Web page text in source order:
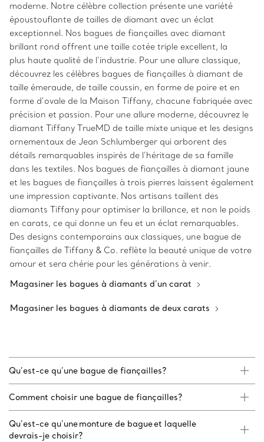
moderne. Notre célèbre collection présente une variété
époustouflante de tailles de diamant avec un éclat
exceptionnel. Nos bagues de fiançailles avec diamant
brillant rond offrent une taille cotée triple excellent, la
plus haute qualité de l’industrie. Pour une allure classique,
découvrez les célèbres bagues de fiançailles à diamant de
taille émeraude, de taille coussin, en forme de poire et en
forme d’ovale de la Maison Tiffany, chacune fabriquée avec
précision et passion. Pour une allure moderne, découvrez le
diamant Tiffany TrueMD de taille mixte unique et les designs
ornementaux de Jean Schlumberger qui arborent des
détails remarquables inspirés de l’héritage de sa famille
dans les textiles. Nos bagues de fiançailles à diamant jaune
et les bagues de fiançailles à trois pierres laissent également
une impression captivante. Nos artisans taillent des
diamants Tiffany pour optimiser la brillance, et non le poids
en carats, ce qui donne un feu et un éclat remarquables.
Des designs contemporains aux classiques, une bague de
fiançailles de Tiffany & Co. reflète la beauté unique de votre
amour et sera chérie pour les générations à venir.
Magasiner les bagues à diamants d’un carat
Magasiner les bagues à diamants de deux carats
Qu’est-ce qu’une bague de fiançailles?
Comment choisir une bague de fiançailles?
Qu’est-ce qu’une monture de bague et laquelle
devrais-je choisir?